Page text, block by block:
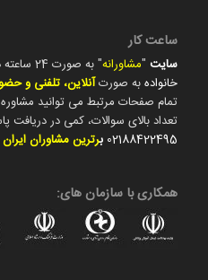
ساعت کار
سایت"مشاورانه" به صورت 24 ساعته در زمینه های
خانوادهبه صورتآنلاین، تلفنی و
تمام صفحات مرتبط می توانید
تعداد بالای سوالات، کمی در دریافت
02188422495 برترین مشاوران ایران
همکاری با سازمان های: